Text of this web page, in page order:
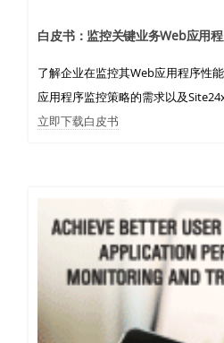
白皮书：监控关键业务Web应用
了解企业在监控其Web应用程序性
应用程序监控策略的需求以及
立即下载白皮书